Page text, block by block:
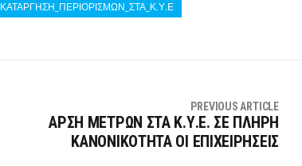
ΚΑΤΑΡΓΗΣΗ_ΠΕΡΙΟΡΙΣΜΩΝ_ΣΤΑ_Κ.Υ.Ε
PREVIOUS ARTICLE
ΑΡΣΗ ΜΕΤΡΩΝ ΣΤΑ Κ.Υ.Ε. ΣΕ ΠΛΗΡΗ
ΚΑΝΟΝΙΚΟΤΗΤΑ ΟΙ ΕΠΙΧΕΙΡΗΣΕΙΣ